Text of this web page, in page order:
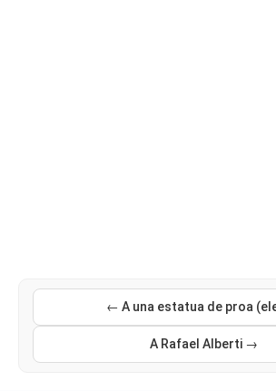
← A una estatua de proa
A Rafael Alberti →